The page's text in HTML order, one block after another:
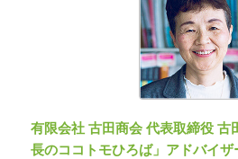
有限会社 古田商会 代表取締役 古
長のココトモひろば」アドバイザ